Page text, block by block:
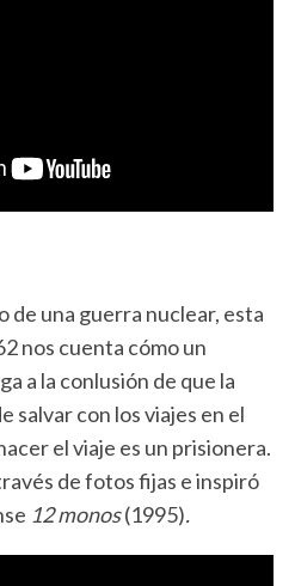
de una guerra nuclear, esta
nos cuenta cómo un
a la conlusión de que la
salvar con los viajes en el
el viaje es un prisionera.
de fotos fijas e inspiró
12 monos(1995).